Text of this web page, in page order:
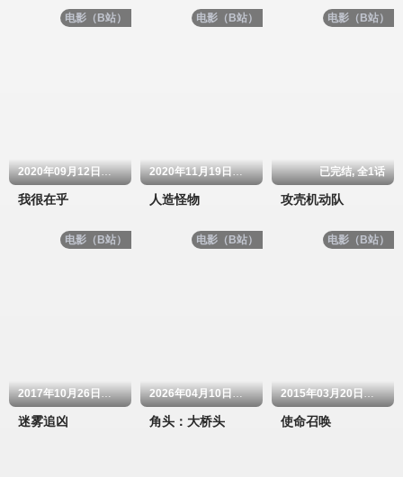
电影（B站）
2020年09月12日上映
我很在乎
电影（B站）
2020年11月19日上映
人造怪物
电影（B站）
已完结, 全1话
攻壳机动队
电影（B站）
2017年10月26日上映
迷雾追凶
电影（B站）
2026年04月10日上映
角头：大桥头
电影（B站）
2015年03月20日上映
使命召唤